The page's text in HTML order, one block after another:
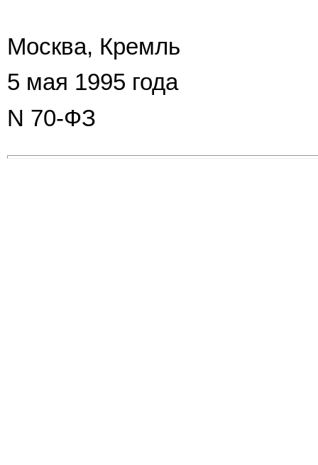
Москва, Кремль
5 мая 1995 года
N 70-ФЗ